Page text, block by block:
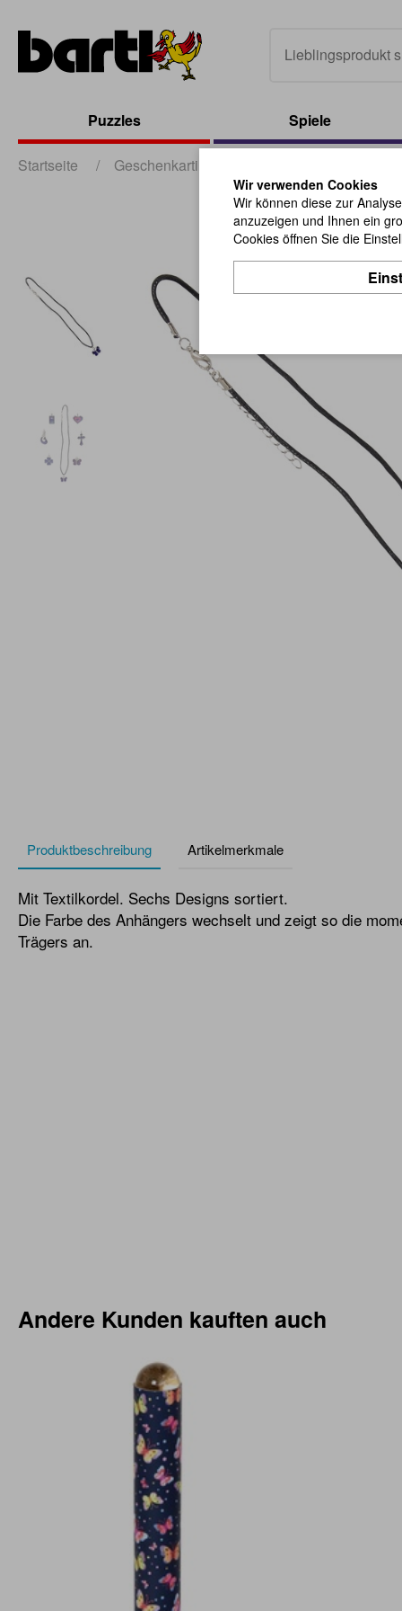
Puzzles Spiele
Startseite / Geschenkartikel
Produktbeschreibung Artikelmerkmale
Mit Textilkordel. Sechs Designs sortiert.
Die Farbe des Anhängers wechselt und zeigt so die
Trägers an.
Andere Kunden kauften auch
Wir verwenden Cookies
Wir können diese zur
anzuzeigen und Ihnen ein
Cookies öffnen Sie die